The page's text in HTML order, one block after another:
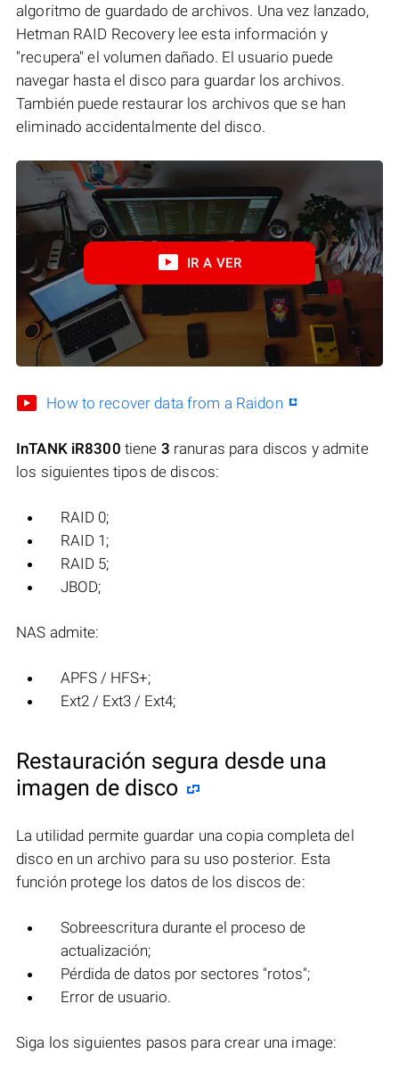
algoritmo de guardado de archivos. Una vez lanzado,
Hetman RAID Recovery lee esta información y
"recupera" el volumen dañado. El usuario puede
navegar hasta el disco para guardar los archivos.
También puede restaurar los archivos que se han
eliminado accidentalmente del disco.
IR A VER
How to recover data from a Raidon
InTANK iR8300 tiene 3 ranuras para discos y admite
los siguientes tipos de discos:
RAID 0;
RAID 1;
RAID 5;
JBOD;
NAS admite:
APFS / HFS+;
Ext2 / Ext3 / Ext4;
Restauración segura desde una
imagen de disco
La utilidad permite guardar una copia completa del
disco en un archivo para su uso posterior. Esta
función protege los datos de los discos de:
Sobreescritura durante el proceso de
actualización;
Pérdida de datos por sectores "rotos";
Error de usuario.
Siga los siguientes pasos para crear una image: